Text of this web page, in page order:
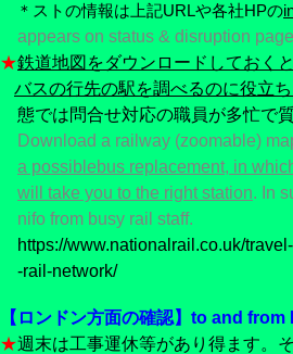
＊ストの情報は上記URLや各社HPの
appears on status & disruption
★鉄道地図をダウンロードしておく
バスの行先の駅を調べるのに役立
態では問合せ対応の職員が多忙で
Download a railway (zoomable)
a possiblebus replacement, in
will take you to the right station. In
nifo from busy rail staff.
https://www.nationalrail.co.uk/
-rail-network/
【ロンドン方面の確認】to and
★週末は工事運休等があり得ます。